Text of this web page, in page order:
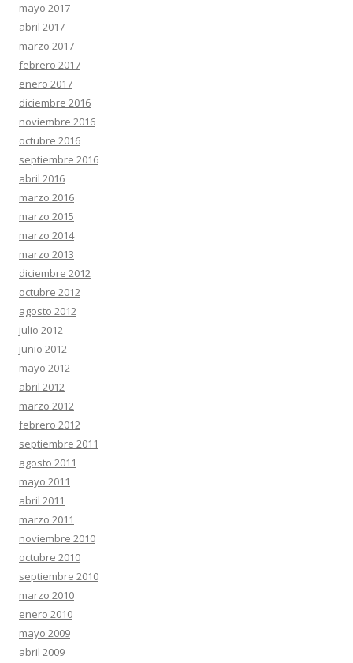
mayo 2017
abril 2017
marzo 2017
febrero 2017
enero 2017
diciembre 2016
noviembre 2016
octubre 2016
septiembre 2016
abril 2016
marzo 2016
marzo 2015
marzo 2014
marzo 2013
diciembre 2012
octubre 2012
agosto 2012
julio 2012
junio 2012
mayo 2012
abril 2012
marzo 2012
febrero 2012
septiembre 2011
agosto 2011
mayo 2011
abril 2011
marzo 2011
noviembre 2010
octubre 2010
septiembre 2010
marzo 2010
enero 2010
mayo 2009
abril 2009